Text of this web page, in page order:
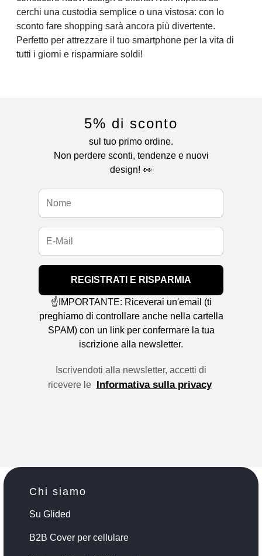
cerchi una custodia semplice o una vistosa: con lo
sconto fare shopping sarà ancora più divertente.
Perfetto per attrezzare il tuo smartphone per la vita di
tutti i giorni e risparmiare soldi!
5% di sconto
sul tuo primo ordine.
Non perdere sconti, tendenze e nuovi
design! 👀
REGISTRATI E RISPARMIA
☝️IMPORTANTE: Riceverai un'email (ti
preghiamo di controllare anche nella cartella
SPAM) con un link per confermare la tua
iscrizione alla newsletter.
Iscrivendoti alla newsletter, accetti di
ricevere le Informativa sulla privacy
Chi siamo
Su Glided
B2B Cover per cellulare